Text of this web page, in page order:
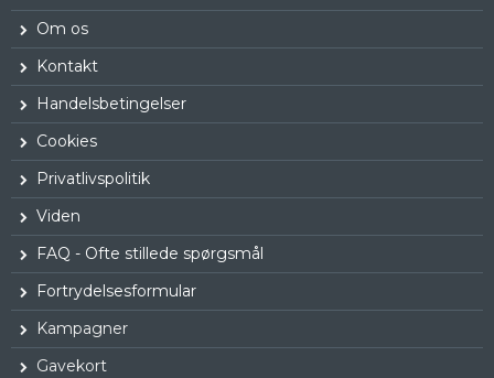
Om os
Kontakt
Handelsbetingelser
Cookies
Privatlivspolitik
Viden
FAQ - Ofte stillede spørgsmål
Fortrydelsesformular
Kampagner
Gavekort